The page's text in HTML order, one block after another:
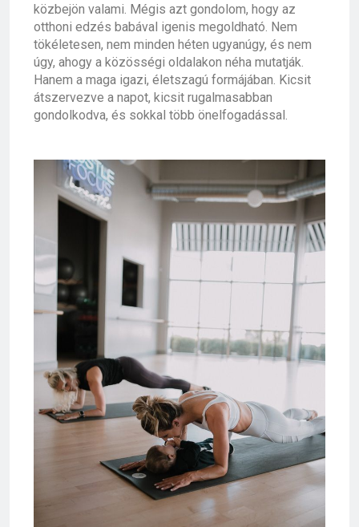
közbejön valami. Mégis azt gondolom, hogy az
otthoni edzés babával igenis megoldható. Nem
tökéletesen, nem minden héten ugyanúgy, és nem
úgy, ahogy a közösségi oldalakon néha mutatják.
Hanem a maga igazi, életszagú formájában. Kicsit
átszervezve a napot, kicsit rugalmasabban
gondolkodva, és sokkal több önelfogadással.